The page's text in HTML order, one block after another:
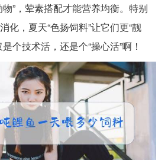
”，荤素搭配才能营养均衡。特别
化，夏天“色扬饲料”让它们更“靓
个技术活，还是个“操心活”啊！